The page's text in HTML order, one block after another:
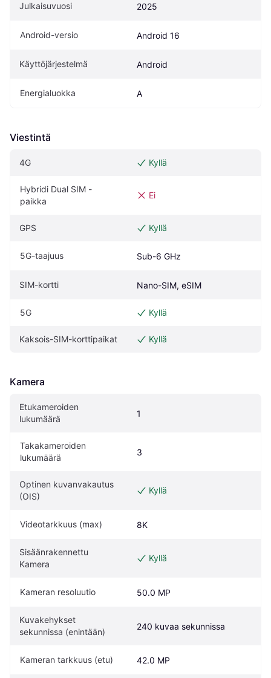
Julkaisuvuosi 2025
Android-versio Android 16
Käyttöjärjestelmä Android
Energialuokka A
Viestintä
4G Kyllä
Hybridi Dual SIM -
paikka
Ei
GPS Kyllä
5G-taajuus Sub-6 GHz
SIM-kortti Nano-SIM, eSIM
5G Kyllä
Kaksois-SIM-korttipaikat Kyllä
Kamera
Etukameroiden
lukumäärä
1
Takakameroiden
lukumäärä
3
Optinen kuvanvakautus
(OIS)
Kyllä
Videotarkkuus (max) 8K
Sisäänrakennettu
Kamera
Kyllä
Kameran resoluutio 50.0 MP
Kuvakehykset
sekunnissa (enintään)
240 kuvaa sekunnissa
Kameran tarkkuus (etu) 42.0 MP